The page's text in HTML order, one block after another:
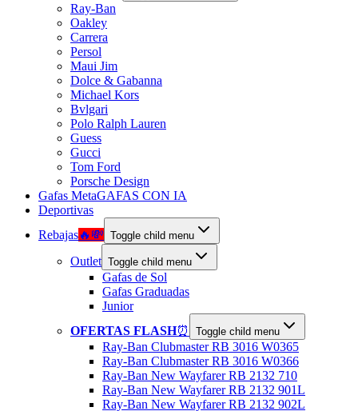
Ray-Ban
Oakley
Carrera
Persol
Maui Jim
Dolce & Gabanna
Michael Kors
Bvlgari
Polo Ralph Lauren
Guess
Gucci
Tom Ford
Porsche Design
Gafas MetaGAFAS CON IA
Deportivas
Rebajas🔥💸 Toggle child menu
Outlet Toggle child menu
Gafas de Sol
Gafas Graduadas
Junior
OFERTAS FLASH⏰ Toggle child menu
Ray-Ban Clubmaster RB 3016 W0365
Ray-Ban Clubmaster RB 3016 W0366
Ray-Ban New Wayfarer RB 2132 710
Ray-Ban New Wayfarer RB 2132 901L
Ray-Ban New Wayfarer RB 2132 902L